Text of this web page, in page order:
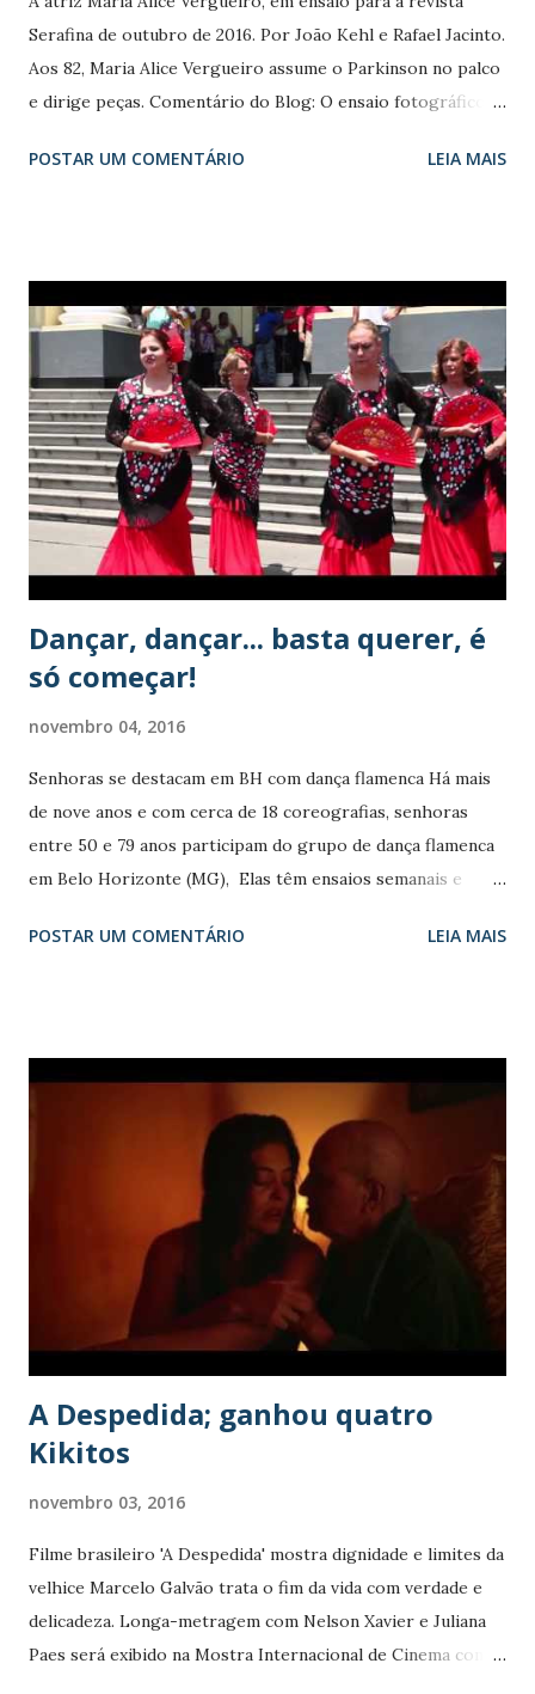
Serafina de outubro de 2016. Por João Kehl e Rafael Jacinto.
Aos 82, Maria Alice Vergueiro assume o Parkinson no palco
e dirige peças. Comentário do Blog: O ensaio fotográfico
Instagran/Facebook. "O Instagram indicou que a imagem
de “mau gosto”, “humilhante”, um “nojo”, e que o idoso
deveria ter “noção de dignidade”, ser “discreto”. Alegaram
que a retratada, Maria Alice Vergueiro, não deveria se
expor dessa maneira." Assim registru Camila Appel em seu
artigo Os seios de Maria Alice. A memória da atriz e
diretora Maria Alice Vergueiro não tem hora certa para
fazer hora. O Parkinson foi diagnosticado há mais de 15
anos. Mas foi na temporada de "As Três Velhas" (2010) que
ela expôs a público ...
POSTAR UM COMENTÁRIO LEIA MAIS
Dançar, dançar... basta querer, é
só começar!
novembro 04, 2016
Senhoras se destacam em BH com dança flamenca Há mais
de nove anos e com cerca de 18 coreografias, senhoras
entre 50 e 79 anos participam do grupo de dança flamenca
em Belo Horizonte (MG), Elas têm ensaios semanais e
dança é uma das expressões artísticas mais antigas. Na pré-
contemporânea é uma explosão de movimentos e criações,
o bailarino escreve no tempo e no espaço conforme
surgem e ressurgem ideias e emoções. A dança
contemporânea não possui uma técnica única estabelecida,
todos os tipos de pessoas podem praticá-la." * Vejamos
quem é quem das bailarinas flamencas. Maria de Lourdes
Moreira Gouveia, 79 anos; Nilza Campanaro da Rosa, 78
anos; Joice Favarini Fernandes, 75 anos; Clélia Moreira
Pinto, 72 anos; Ernestina Lívia Drumond,...
POSTAR UM COMENTÁRIO LEIA MAIS
A Despedida; ganhou quatro
Kikitos
novembro 03, 2016
Filme brasileiro 'A Despedida' mostra dignidade e limites da
velhice Marcelo Galvão trata o fim da vida com verdade e
delicadeza. Longa-metragem com Nelson Xavier e Juliana
Paes será exibido na Mostra Internacional de Cinema com